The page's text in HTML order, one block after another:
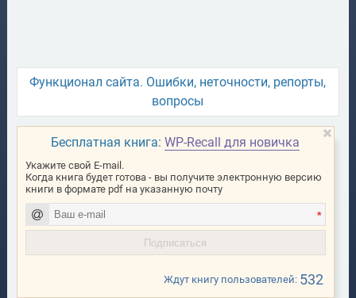
Функционал сайта. Ошибки, неточности, репорты,
вопросы
Бесплатная книга:WP-Recall для новичка
Укажите свой E-mail.
Когда книга будет готова - вы получите электронную версию
книги в формате pdf на указанную почту
*
Ждут книгу пользователей: 532